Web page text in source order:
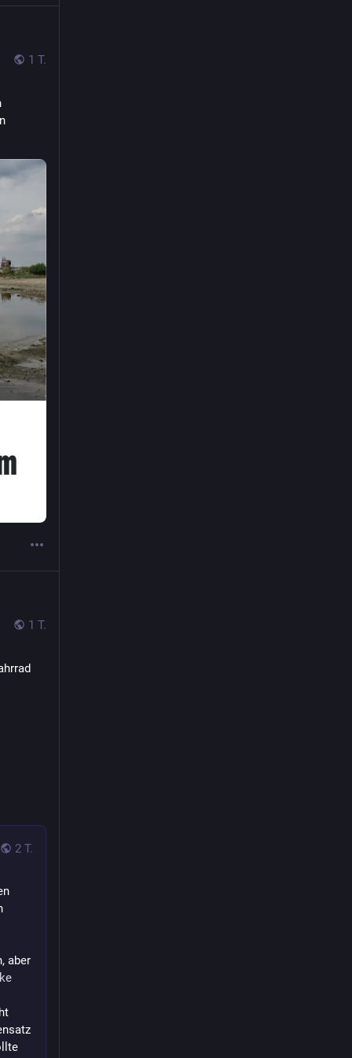
1 T.
1 T.
2 T.
aber